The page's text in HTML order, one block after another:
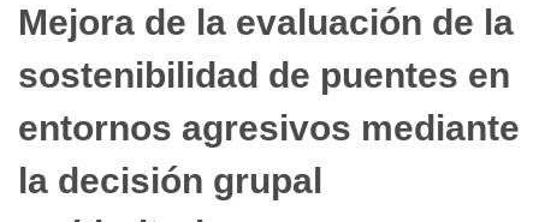
Mejora de la evaluación de la
sostenibilidad de puentes en
entornos agresivos mediante
la decisión grupal